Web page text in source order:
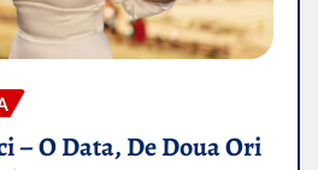
– O Data, De Doua Ori